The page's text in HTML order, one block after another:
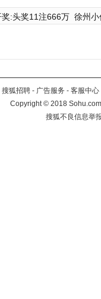
:头奖11注666万 徐州
搜狐招聘 - 广告服务 - 客服中心
Copyright©2018
搜狐不良信息举